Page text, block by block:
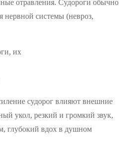
отравления. Судороги обычно
нервной системы (невроз,
судорог влияют внешние
укол, резкий и громкий звук,
глубокий вдох в душном